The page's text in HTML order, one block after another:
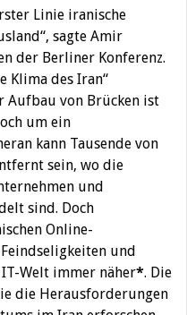
Linie iranische
sagte Amir
der Berliner Konferenz.
Klima des Iran“
Aufbau von Brücken ist
um ein
kann Tausende von
sein, wo die
und
sind. Doch
Online-
und
Welt immer näher*. Die
die Herausforderungen